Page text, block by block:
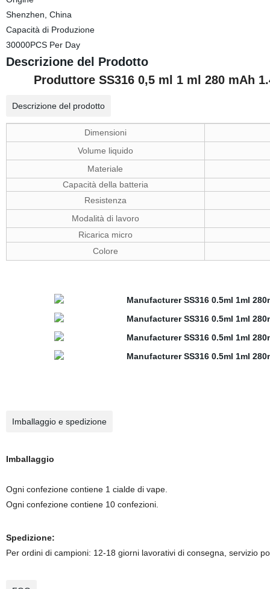
Shenzhen, China
Capacità di Produzione
30000PCS Per Day
Descrizione del Prodotto
Produttore SS316 0,5 ml 1 ml 280 mAh
Descrizione del prodotto
Dimensioni
Volume liquido
Materiale
Capacità della batteria
Resistenza
Modalità di lavoro
Ricarica micro
Colore
Imballaggio e spedizione
Imballaggio
Ogni confezione contiene 1 cialde di vape.
Ogni confezione contiene 10 confezioni.
Spedizione:
Per ordini di campioni: 12-18 giorni lavorativi di consegna, servizio